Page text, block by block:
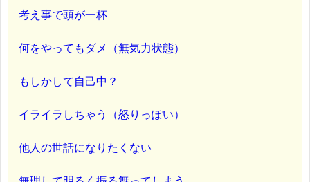
考え事で頭が一杯
何をやってもダメ（無気力状態）
もしかして自己中？
イライラしちゃう（怒りっぽい）
他人の世話になりたくない